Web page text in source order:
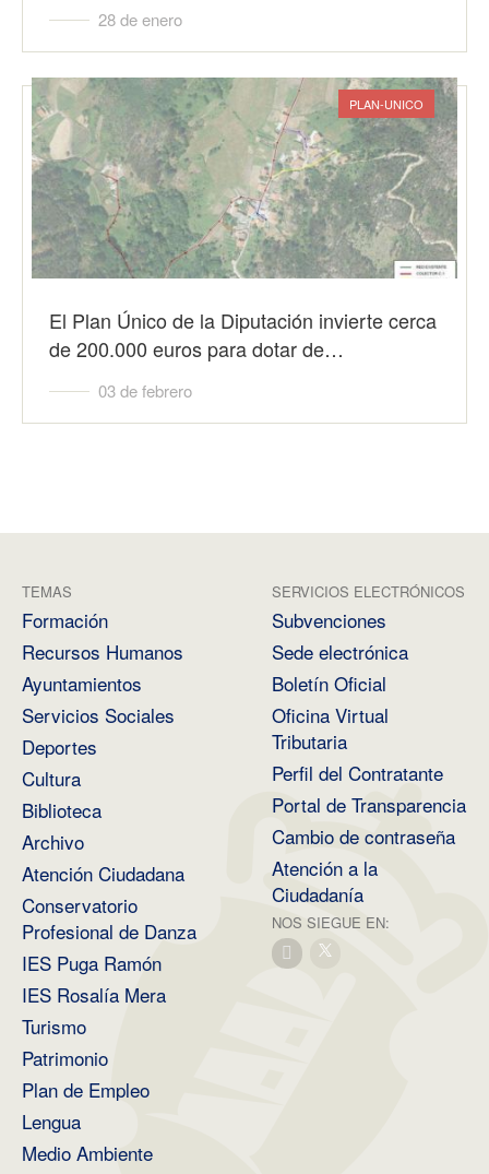
28 de enero
PLAN-UNICO
El Plan Único de la Diputación invierte cerca
de 200.000 euros para dotar de…
03 de febrero
TEMAS
Formación
Recursos Humanos
Ayuntamientos
Servicios Sociales
Deportes
Cultura
Biblioteca
Archivo
Atención Ciudadana
Conservatorio
Profesional de Danza
IES Puga Ramón
IES Rosalía Mera
Turismo
Patrimonio
Plan de Empleo
Lengua
Medio Ambiente
SERVICIOS ELECTRÓNICOS
Subvenciones
Sede electrónica
Boletín Oficial
Oficina Virtual
Tributaria
Perfil del Contratante
Portal de Transparencia
Cambio de contraseña
Atención a la
Ciudadanía
NOS SIEGUE EN: